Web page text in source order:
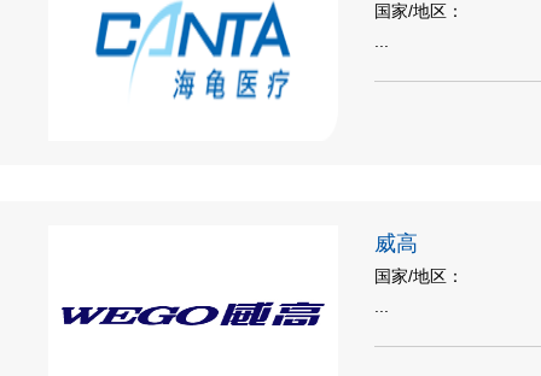
国家/地区：
...
威高
国家/地区：
...